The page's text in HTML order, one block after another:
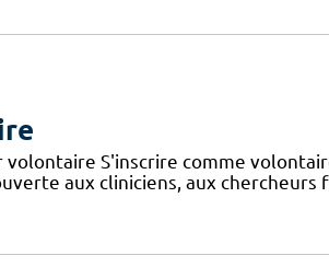
S'inscrire comme
aux cliniciens, aux